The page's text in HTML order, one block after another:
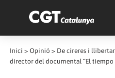
Inici > Opinió > De cireres i
director del documental “El tiempo